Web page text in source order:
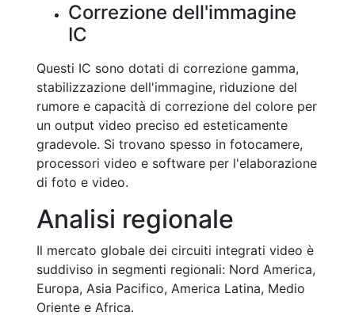
Correzione dell'immagine
IC
Questi IC sono dotati di correzione gamma,
stabilizzazione dell'immagine, riduzione del
rumore e capacità di correzione del colore per
un output video preciso ed esteticamente
gradevole. Si trovano spesso in fotocamere,
processori video e software per l'elaborazione
di foto e video.
Analisi regionale
Il mercato globale dei circuiti integrati video è
suddiviso in segmenti regionali: Nord America,
Europa, Asia Pacifico, America Latina, Medio
Oriente e Africa.